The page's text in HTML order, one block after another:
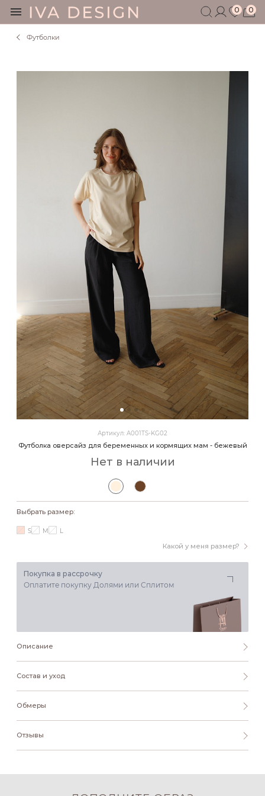
0 0
+7 495 401 6950
Футболки
Артикул: A001ТS-KG02
Футболка оверсайз для беременных и кормящих мам - бежевый
Нет в наличии
Выбрать размер:
Какой у меня размер?
S M L
Покупка в рассрочку
Оплатите покупку Долями или Сплитом
Описание
Состав и уход
Обмеры
Отзывы